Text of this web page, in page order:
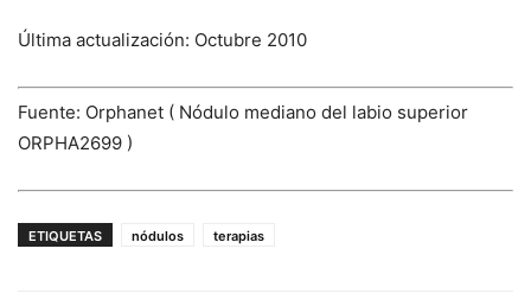
Última actualización: Octubre 2010
Fuente: Orphanet ( Nódulo mediano del labio superior
ORPHA2699 )
ETIQUETAS nódulos terapias